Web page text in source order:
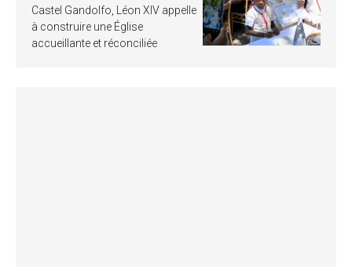
Castel Gandolfo, Léon XIV appelle
à construire une Église
accueillante et réconciliée